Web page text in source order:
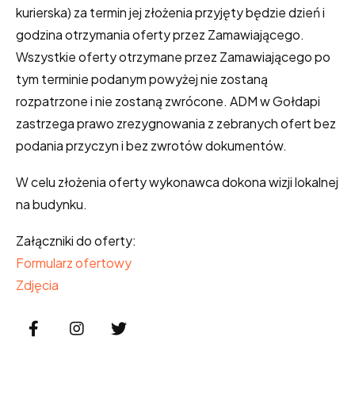
kurierska) za termin jej złożenia przyjęty będzie dzień i
godzina otrzymania oferty przez Zamawiającego.
Wszystkie oferty otrzymane przez Zamawiającego po
tym terminie podanym powyżej nie zostaną
rozpatrzone i nie zostaną zwrócone. ADM w Gołdapi
zastrzega prawo zrezygnowania z zebranych ofert bez
podania przyczyn i bez zwrotów dokumentów.
W celu złożenia oferty wykonawca dokona wizji lokalnej
na budynku.
Załączniki do oferty:
Formularz ofertowy
Zdjęcia